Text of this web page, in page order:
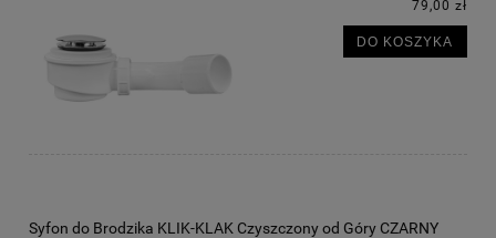
79,00 zł
DO KOSZYKA
Syfon do Brodzika KLIK-KLAK Czyszczony od Góry CZARNY